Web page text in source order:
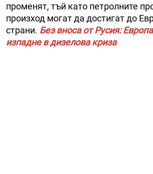
променят, тъй като петролните
произход могат да достигат до
страни. Без вноса от Русия:
изпадне в дизелова криза